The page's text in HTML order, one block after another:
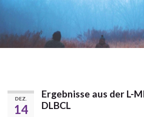
DEZ.
14
Ergebnisse aus der L-
DLBCL